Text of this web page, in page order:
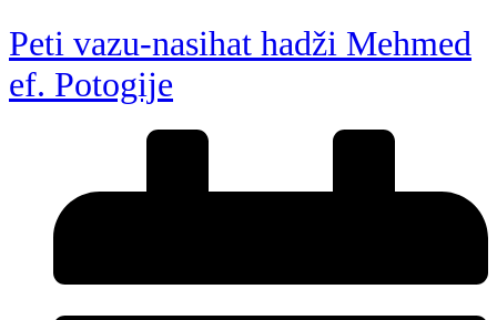
Peti vazu-nasihat hadži Mehmed
ef. Potogije